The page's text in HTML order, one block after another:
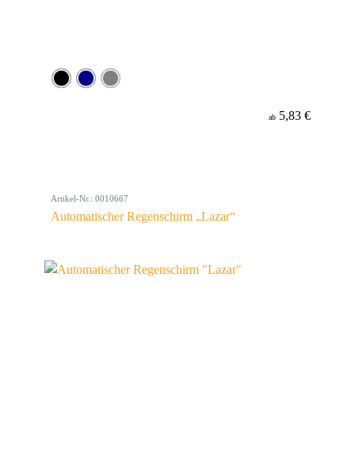
ab 5,83 €
Artikel-Nr.: 0010667
Automatischer Regenschirm „Lazar“